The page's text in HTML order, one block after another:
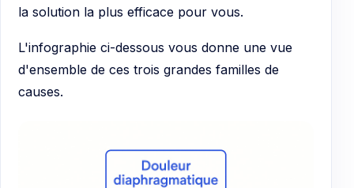
la solution la plus efficace pour vous.
L'infographie ci-dessous vous donne une vue
d'ensemble de ces trois grandes familles de
causes.